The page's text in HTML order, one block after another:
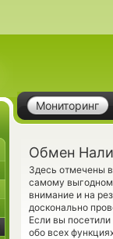
Мониторинг
Обмен
Здесь отмечены
самому
внимание и на
досконально
Если вы
обо всех